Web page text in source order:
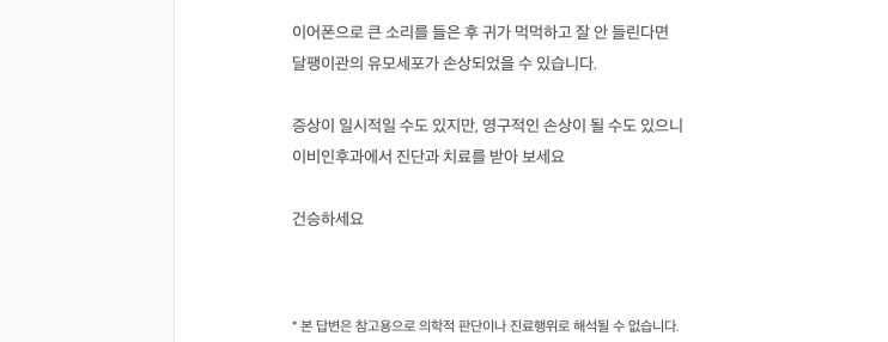
이어폰으로 큰 소리를 들은 후 귀가 먹먹하고 잘 안 들린다면
달팽이관의 유모세포가 손상되었을 수 있습니다.
증상이 일시적일 수도 있지만, 영구적인 손상이 될 수도 있으니
이비인후과에서 진단과 치료를 받아 보세요
건승하세요
* 본 답변은 참고용으로 의학적 판단이나 진료행위로 해석될 수 없습니다.